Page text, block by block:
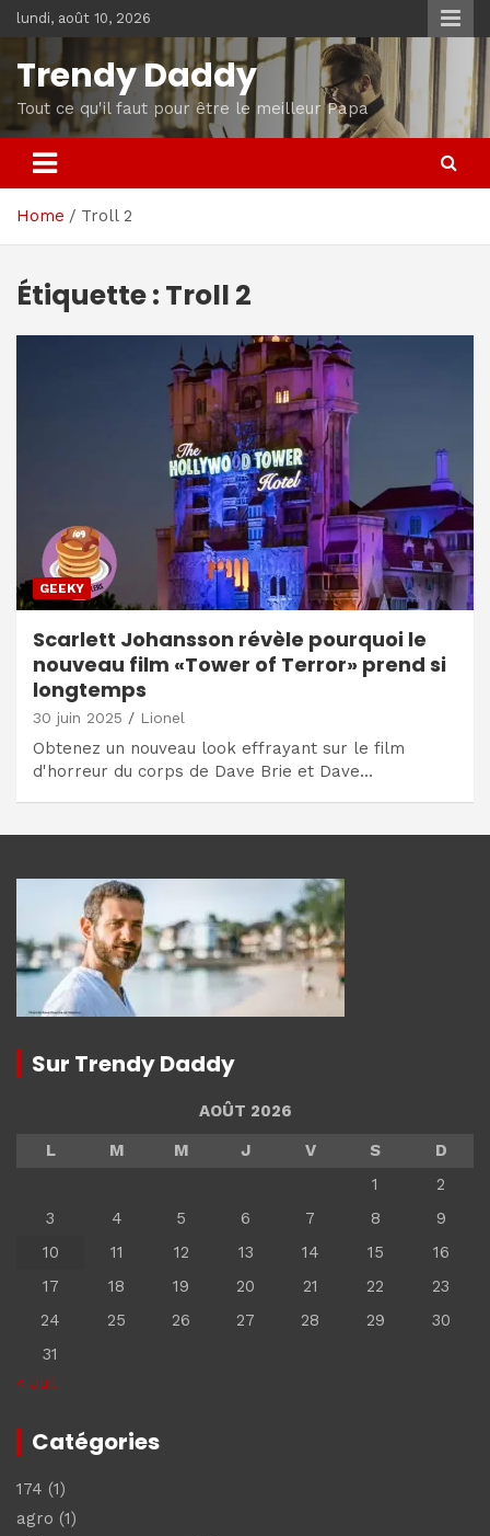
Skip
to
content
lundi, août 10, 2026
Trendy Daddy
Tout ce qu'il faut pour être le meilleur Papa
Home Troll 2
Étiquette : Troll 2
GEEKY
Scarlett Johansson révèle pourquoi le
nouveau film «Tower of Terror» prend si
longtemps
30 juin 2025 Lionel
Obtenez un nouveau look effrayant sur le film
d'horreur du corps de Dave Brie et Dave…
Sur Trendy Daddy
AOÛT 2026
L
M M J V S
D
1
2
3
4 5 6 7 8
9
10
11 12 13 14 15
16
17
18 19 20 21 22
23
24
25 26 27 28 29
30
31
« Juil
Catégories
174 (1)
agro (1)